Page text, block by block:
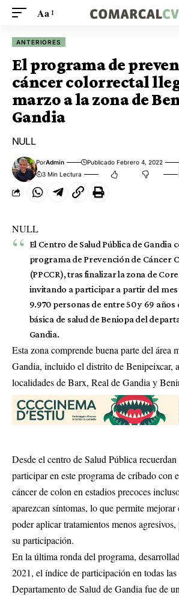
Aa
ANTERIORES
El programa de
cáncer colorrectal
marzo a la zona de
Gandia
NULL
PorAdmin Publicado Febrero 4, 2022
3 Min Lectura
NULL
El Centro de Salud Pública de Gandia
programa de Prevención de Cáncer
(PPCCR), tras finalizar la zona de
invitando a participar a partir del mes
9.970 personas de entre 50 y 69 años
básica de salud de Beniopa del
Gandia.
Esta zona comprende buena parte del área
Gandia, incluido el distrito de Benipeixcar,
localidades de Barx, Real de Gandia y
Desde el centro de Salud Pública
participar en este programa de cribado con
cáncer de colon en estadios precoces
aparezcan síntomas, lo que permite
poder aplicar tratamientos menos
su participación.
En la última ronda del programa,
2021, el índice de participación en todas las
Departamento de Salud de Gandia fue de